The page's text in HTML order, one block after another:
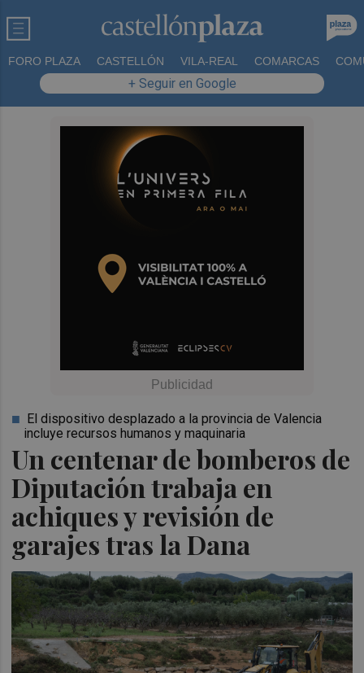
FORO PLAZA CASTELLÓN VILA-REAL COMARCAS
+ Seguir en Google
Un centenar de bomberos de
Diputación trabaja en
achiques y revisión de
garajes tras la Dana
El dispositivo desplazado a la provincia de Valencia
incluye recursos humanos y maquinaria